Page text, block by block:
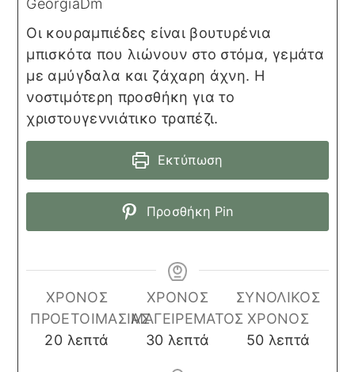
GeorgiaDm
Οι κουραμπιέδες είναι βουτυρένια
μπισκότα που λιώνουν στο στόμα, γεμάτα
με αμύγδαλα και ζάχαρη άχνη. Η
νοστιμότερη προσθήκη για το
χριστουγεννιάτικο τραπέζι.
Εκτύπωση
Προσθήκη Pin
ΧΡΟΝΟΣ
ΠΡΟΕΤΟΙΜΑΣΙΑΣ
20minutes
λεπτά
ΧΡΟΝΟΣ
ΜΑΓΕΙΡΕΜΑΤΟΣ
30minutes
λεπτά
ΣΥΝΟΛΙΚΟΣ
ΧΡΟΝΟΣ
50minutes
λεπτά